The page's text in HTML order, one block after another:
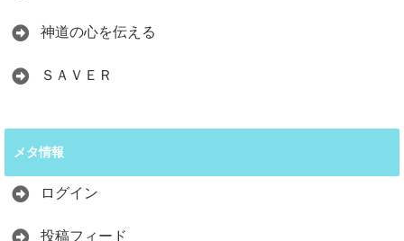
神道の心を伝える
ＳＡＶＥＲ
メタ情報
ログイン
投稿フィード